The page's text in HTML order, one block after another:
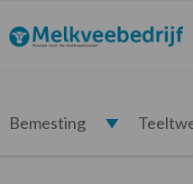
de
hoofdnavigatie
de
hoofd
de
eerste
de
voettekst
Melkveebedrijf.nl
Bemesting